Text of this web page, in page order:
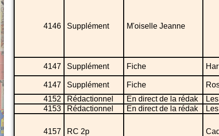
4146 Supplément M'oiselle Jeanne
4147 Supplément Fiche
4147 Supplément Fiche
4152
Rédactionnel En direct de la rédak
4153
Rédactionnel En direct de la rédak
4157 RC 2p